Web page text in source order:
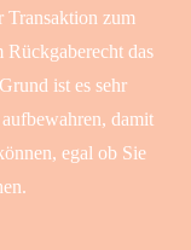
Transaktion zum
das
ist es sehr
damit
egal ob Sie